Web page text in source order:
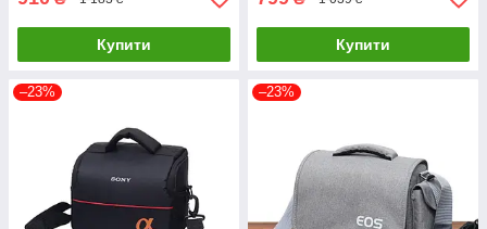
Купити Купити
–23% –23%